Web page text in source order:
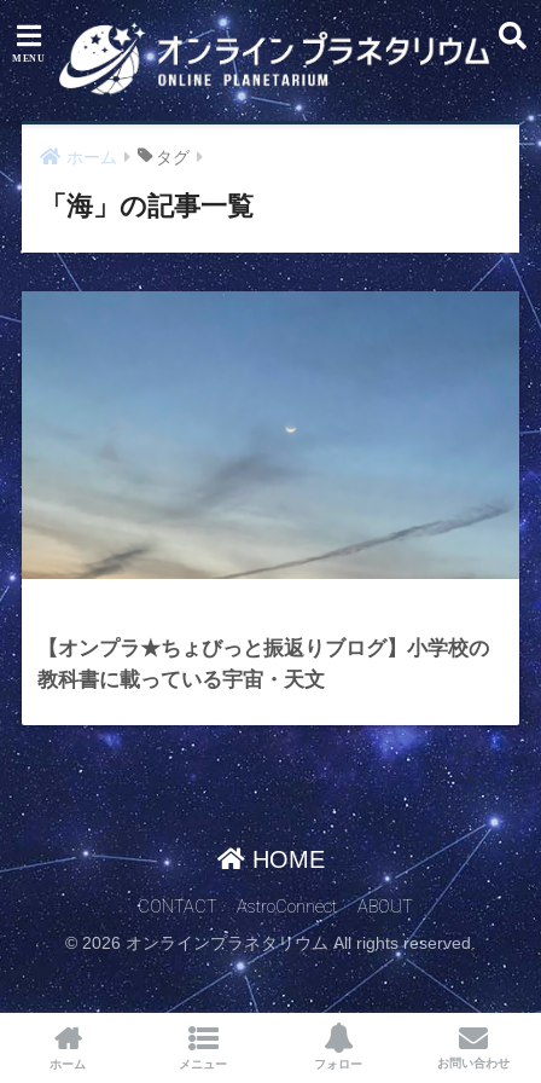
ホーム タグ
「海」の記事一覧
【オンプラ★ちょびっと振返りブログ】小学校の
教科書に載っている宇宙・天文
HOME
CONTACT AstroConnect ABOUT
© 2026 オンラインプラネタリウム All rights reserved.
ホーム メニュー フォロー お問い合わせ